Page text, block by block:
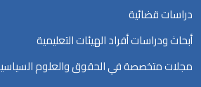
دراسات قضائية
أبحاث ودراسات أفراد الهيئات التعليمية
مجلات متخصصة في الحقوق والعلوم